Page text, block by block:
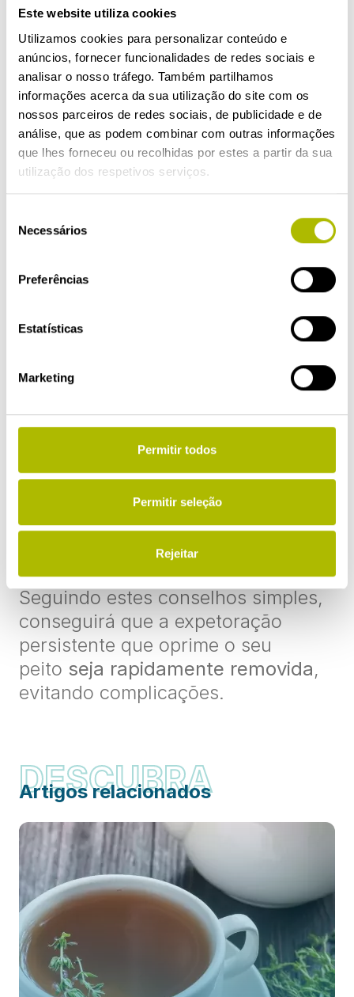
Este website utiliza cookies
Utilizamos cookies para personalizar conteúdo e
anúncios, fornecer funcionalidades de redes sociais e
analisar o nosso tráfego. Também partilhamos
informações acerca da sua utilização do site com os
nossos parceiros de redes sociais, de publicidade e de
análise, que as podem combinar com outras informações
que lhes forneceu ou recolhidas por estes a partir da sua
utilização dos respetivos serviços.
Necessários
Preferências
Estatísticas
Marketing
Permitir todos
Permitir seleção
Rejeitar
posição totalmente horizontal,
notará uma sensação de “opressão”
no peito devido à expetoração.
Elevar a cabeceira da cama é
sempre uma boa opção. Poderá
ainda colocar algumas almofadas
na costas paraconseguir dormir
em posição reclinada.O muco
passará para a parte posterior dos
pulmões, o que facilitará a
sobre o peito
recomendável, pois atuam como um
expulsão da expetoração.
É muito importante que não respire
num ambiente com ar viciado, para
isso deveráarejar a casa ou o
quarto em que encontra.
de ar renovado é, literalmente, uma
Seguindo estes conselhos simples,
conseguirá que a expetoração
persistente que oprime o seu
peito seja rapidamente removida,
evitando complicações.
DESCUBRA
Artigos relacionados